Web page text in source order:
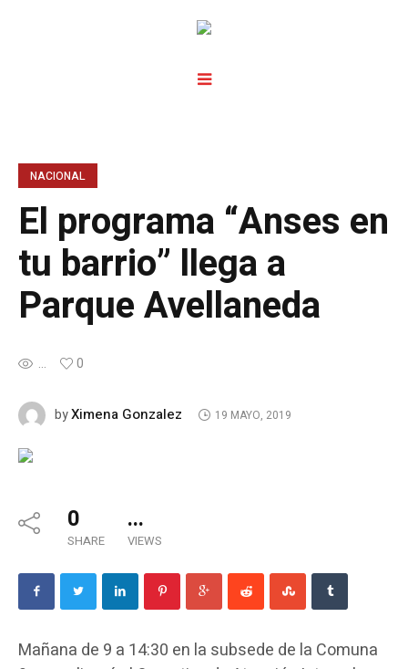
NACIONAL
El programa “Anses en
tu barrio” llega a
Parque Avellaneda
... 0
byXimena Gonzalez 19 MAYO, 2019
0
SHARE
...
VIEWS
Mañana de 9 a 14:30 en la subsede de la Comuna